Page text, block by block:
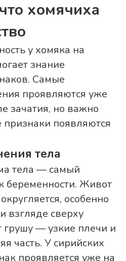
хомячиха
у хомяка на
знание
Самые
проявляются уже
зачатия, но важно
появляются
тела
тела — самый
беременности. Живот
особенно
взгляде сверху
грушу — узкие плечи и
часть. У сирийских
проявляется уже на